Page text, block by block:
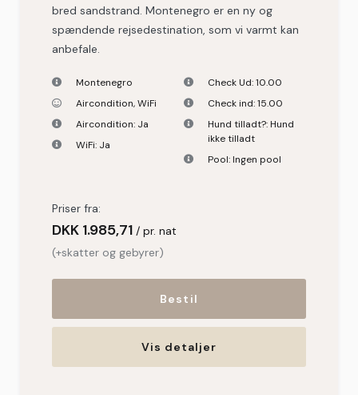
bred sandstrand. Montenegro er en ny og
spændende rejsedestination, som vi varmt kan
anbefale.
Montenegro
Aircondition,WiFi
Aircondition: Ja
WiFi: Ja
Check Ud:10.00
Check ind:15.00
Hund tilladt?:Hund
ikke tilladt
Pool:Ingen pool
Priser fra:
DKK 1.985,71
pr. nat
(+skatter og gebyrer)
Bestil
Vis detaljer